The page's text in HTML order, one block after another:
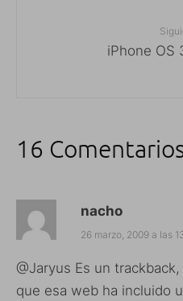
iPhone OS
16
nacho
26 marzo, 2009 a las
@Jaryus Es un
que esa web ha incluido